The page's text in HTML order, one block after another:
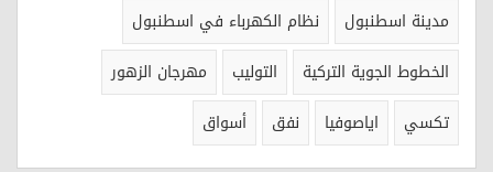
مدينة اسطنبول
نظام الكهرباء في اسطنبول
الخطوط الجوية التركية
التوليب
مهرجان الزهور
تكسي
اياصوفيا نفق أسواق